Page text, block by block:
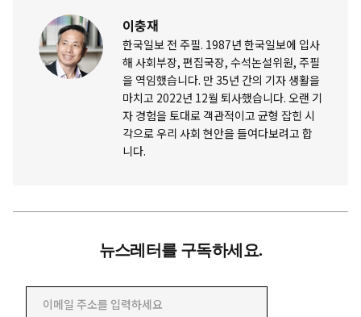
이충재
한국일보 전 주필. 1987년 한국일보에 입사
해 사회부장, 편집국장, 수석논설위원, 주필
을 역임했습니다. 만 35년 간의 기자 생활을
마치고 2022년 12월 퇴사했습니다. 오랜 기
자 경험을 토대로 객관적이고 균형 잡힌 시
각으로 우리 사회 현안을 들여다보려고 합
니다.
뉴스레터를 구독하세요.